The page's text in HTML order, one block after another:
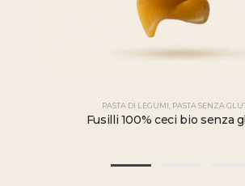
PASTA DI LEGUMI PASTA SENZA
Fusilli 100% ceci bio senza